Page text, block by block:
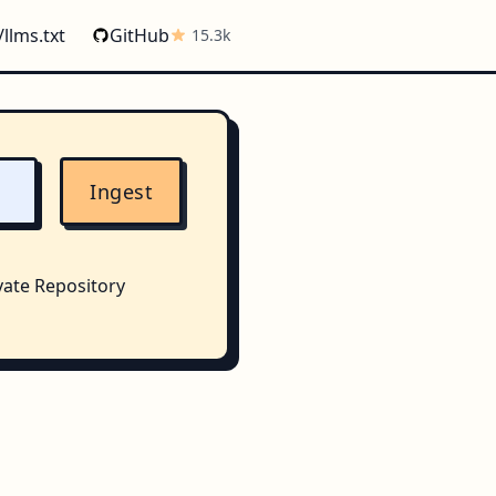
GitHub 15.3k
Ingest
Repository